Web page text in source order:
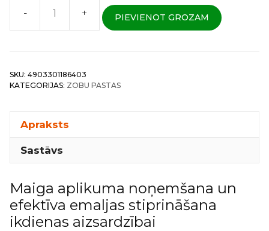
-
Lion
White
&
tīrīšanai
stiprināšanai
150g
daudzums
+ PIEVIENOT GROZAM
SKU: 4903301186403
KATEGORIJAS: ZOBU PASTAS
Apraksts
Sastāvs
Maiga aplikuma noņemšana un
efektīva emaljas stiprināšana
ikdienas aizsardzībai